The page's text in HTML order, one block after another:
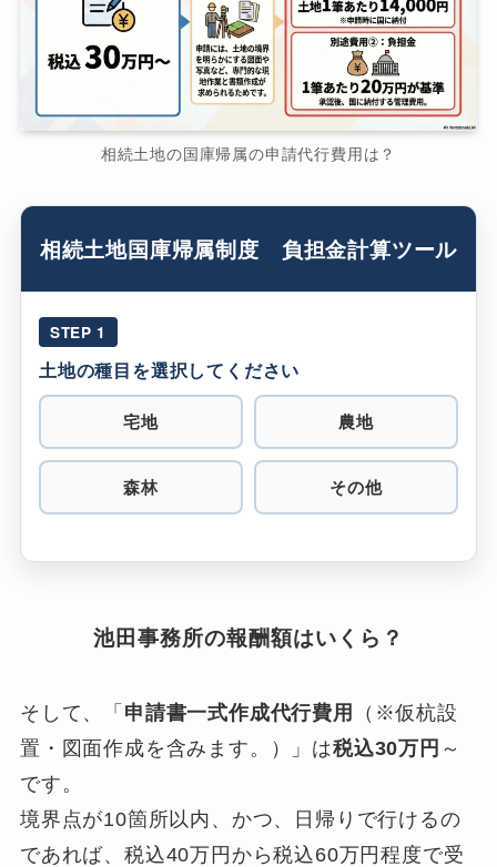
相続土地の国庫帰属の申請代行費用は？
相続土地国庫帰属制度 負担金計算ツール
STEP 1
土地の種目を選択してください
宅地 農地
森林 その他
池田事務所の報酬額はいくら？
そして、「 申請書一式作成代行費用
（※仮杭設
置・図面作成を含みます。）」は税込30万円 ～
です。
境界点が10箇所以内、かつ、日帰りで行けるの
であれば、税込40万円から税込60万円程度で受